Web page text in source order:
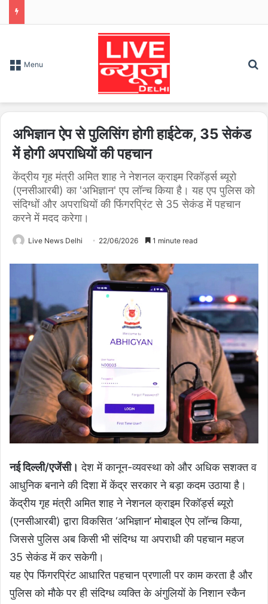
Menu
अभिज्ञान ऐप से पुलिसिंग होगी हाईटेक, 35 सेकंड
में होगी अपराधियों की पहचान
केंद्रीय गृह मंत्री अमित शाह ने नेशनल क्राइम रिकॉर्ड्स ब्यूरो
(एनसीआरबी) का 'अभिज्ञान' एप लॉन्च किया है। यह एप पुलिस को
संदिग्धों और अपराधियों की फिंगरप्रिंट से 35 सेकंड में पहचान
करने में मदद करेगा।
Live News Delhi 22/06/2026 1 minute read
नई दिल्ली/एजेंसी। देश में कानून-व्यवस्था को और अधिक सशक्त व
आधुनिक बनाने की दिशा में केंद्र सरकार ने बड़ा कदम उठाया है।
केंद्रीय गृह मंत्री अमित शाह ने नेशनल क्राइम रिकॉर्ड्स ब्यूरो
(एनसीआरबी) द्वारा विकसित ‘अभिज्ञान’ मोबाइल ऐप लॉन्च किया,
जिससे पुलिस अब किसी भी संदिग्ध या अपराधी की पहचान महज
35 सेकंड में कर सकेगी।
यह ऐप फिंगरप्रिंट आधारित पहचान प्रणाली पर काम करता है और
पुलिस को मौके पर ही संदिग्ध व्यक्ति के अंगुलियों के निशान स्कैन